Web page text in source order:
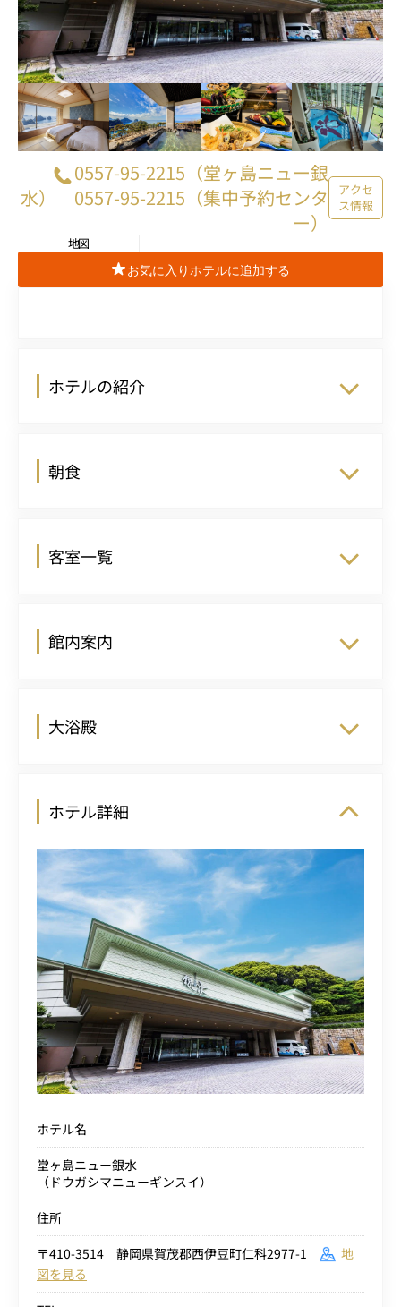
0557-95-2215（堂ヶ島ニュー銀
水） 0557-95-2215（集中予約センタ
ー）
アクセ
ス情報
地図
お気に入りホテルに追加する
ホテルの紹介
朝食
客室一覧
館内案内
大浴殿
ホテル詳細
ホテル名
堂ヶ島ニュー銀水
（ドウガシマニューギンスイ）
住所
〒410-3514 静岡県賀茂郡西伊豆町仁科2977-1
地
図を見る